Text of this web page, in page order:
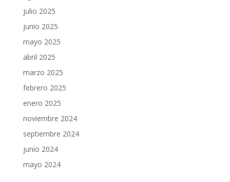
julio 2025
junio 2025
mayo 2025
abril 2025
marzo 2025
febrero 2025
enero 2025
noviembre 2024
septiembre 2024
junio 2024
mayo 2024